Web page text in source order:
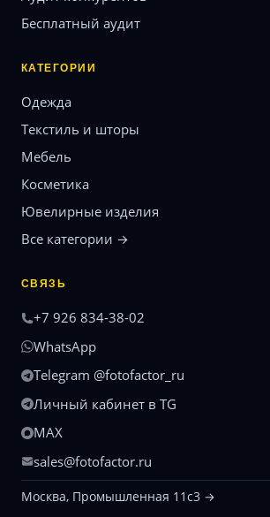
Бесплатный аудит
КАТЕГОРИИ
Одежда
Текстиль и шторы
Мебель
Косметика
Ювелирные изделия
Все категории →
СВЯЗЬ
+7 926 834-38-02
WhatsApp
Telegram @fotofactor_ru
Личный кабинет в TG
MAX
sales@fotofactor.ru
Москва, Промышленная 11с3 →